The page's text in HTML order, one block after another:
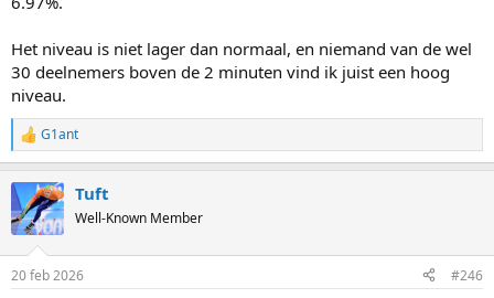
Het niveau is niet lager dan normaal, en niemand van de wel
30 deelnemers boven de 2 minuten vind ik juist een hoog
niveau.
R
e
c
t
i
s
G1ant
Tuft
Well-Known Member
20 feb 2026 #246